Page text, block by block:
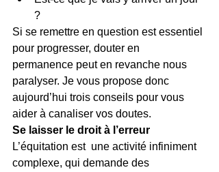
?
Si se remettre en question est essentiel
pour progresser, douter en
permanence peut en revanche nous
paralyser. Je vous propose donc
aujourd’hui trois conseils pour vous
aider à canaliser vos doutes.
Se laisser le droit à l’erreur
L’équitation est  une activité infiniment
complexe, qui demande des